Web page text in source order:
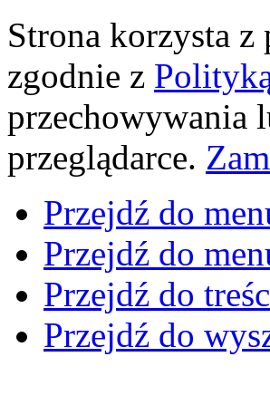
Strona korzysta
zgodnie z
przechowywania
przeglądarce.
Przejdź do
Przejdź do
Przejdź do
Przejdź do